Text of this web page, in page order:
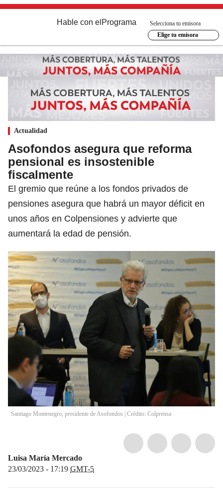
Hable con el Programa
Selecciona tu emisora
Elige tu emisora
Actualidad
Asofondos asegura que reforma
pensional es insostenible
fiscalmente
El gremio que reúne a los fondos privados de
pensiones asegura que habrá un mayor déficit en
unos años en Colpensiones y advierte que
aumentará la edad de pensión.
Santiago Montenegro, presidente de Asofondos | Crédito: Colprensa
Luisa María Mercado
23/03/2023 - 17:19 GMT-5